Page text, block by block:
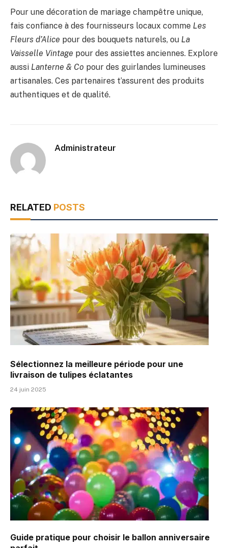
Pour une décoration de mariage champêtre unique,
fais confiance à des fournisseurs locaux comme Les
Fleurs d’Alice pour des bouquets naturels, ou La
Vaisselle Vintage pour des assiettes anciennes. Explore
aussi Lanterne & Co pour des guirlandes lumineuses
artisanales. Ces partenaires t’assurent des produits
authentiques et de qualité.
Administrateur
RELATED POSTS
Sélectionnez la meilleure période pour une
livraison de tulipes éclatantes
24 juin 2025
Guide pratique pour choisir le ballon anniversaire